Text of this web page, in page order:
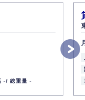
-/ 総重量 -